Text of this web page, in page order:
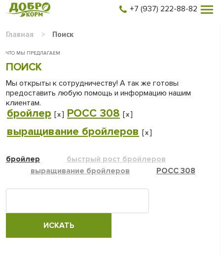
+7 (937) 222-88-82
Главная > Поиск
ЧТО МЫ ПРЕДЛАГАЕМ
ПОИСК
Мы открыты к сотрудничеству! А так же готовы
предоставить любую помощь и информацию нашим
клиентам.
бройлер [x] РОСС 308 [x]
выращивание бройлеров [x]
бройлер
быстрый рост бройлеров
выращивание бройлеров
РОСС 308